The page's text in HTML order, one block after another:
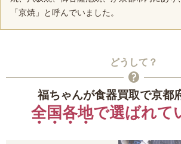
「京焼」と呼んでいました。
どうして？
福ちゃんが食器買取で京都
全国各地で選ばれて